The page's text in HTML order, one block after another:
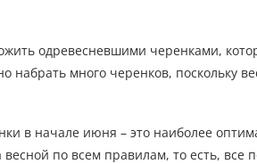
одревесневшими черенками,
набрать много черенков, поскольку
в начале июня – это наиболее
по всем правилам, то есть, все